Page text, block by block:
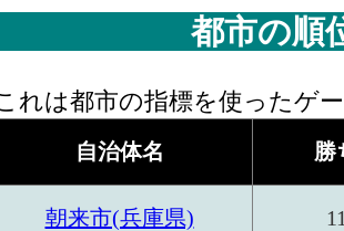
都市の順
れは都市の指標を使ったゲ
自治体名 勝
朝来市(兵庫県)